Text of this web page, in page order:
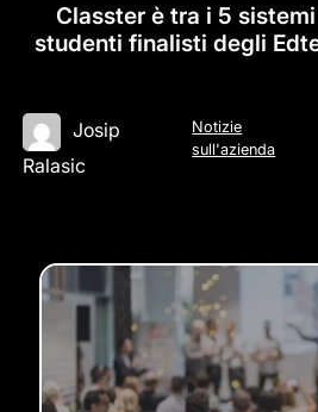
Classter è tra i 5
studenti finalisti degli
Josip
Ralasic
Notizie
sull'azienda